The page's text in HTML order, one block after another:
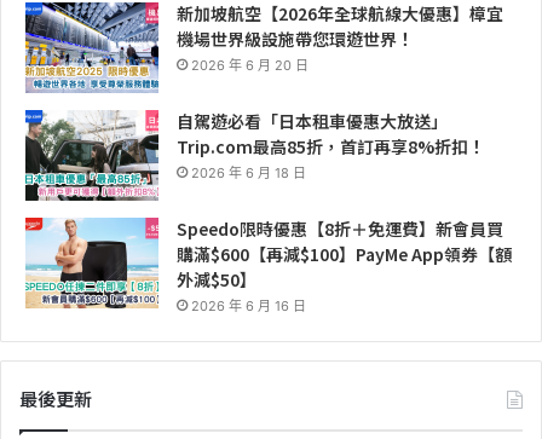
新加坡航空【2026年全球航線大優惠】樟宜
機場世界級設施帶您環遊世界！
2026 年 6 月 20 日
自駕遊必看「日本租車優惠大放送」
Trip.com最高85折，首訂再享8%折扣！
2026 年 6 月 18 日
Speedo限時優惠【8折＋免運費】新會員買
購滿$600【再減$100】PayMe App領券【額
外減$50】
2026 年 6 月 16 日
最後更新